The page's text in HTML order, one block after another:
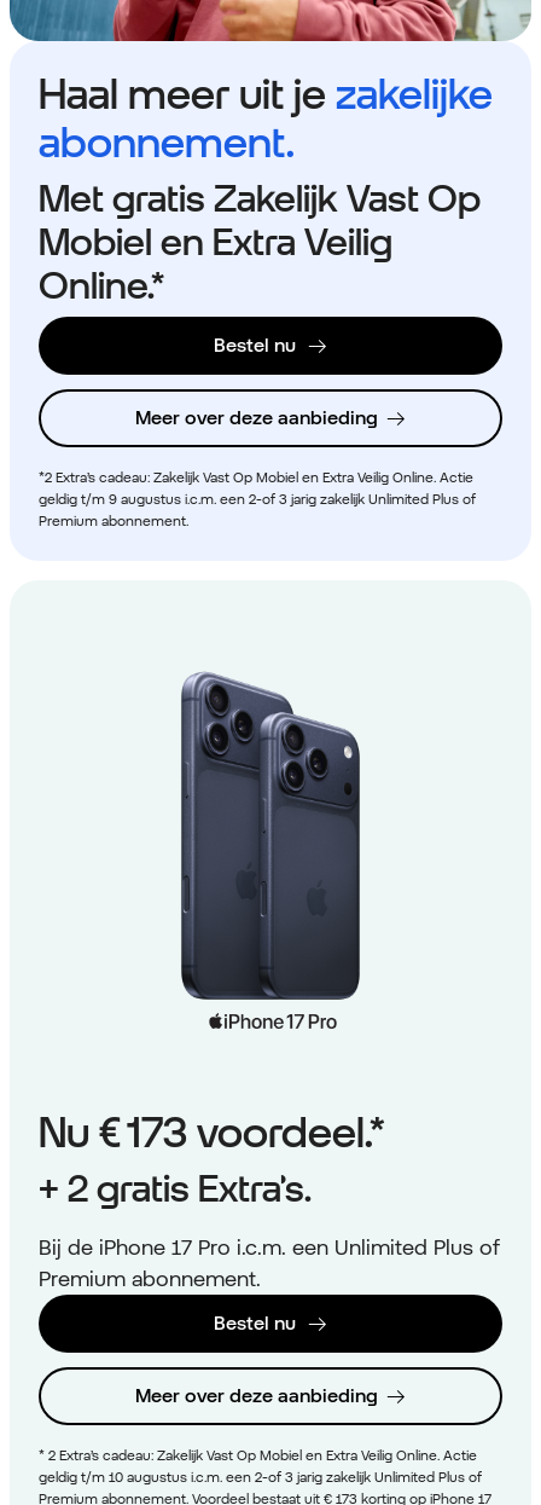
Haal meer uit je zakelijke
abonnement.
Met gratis Zakelijk Vast Op
Mobiel en Extra Veilig
Online.*
Bestel nu
Meer over deze aanbieding
*2 Extra’s cadeau: Zakelijk Vast Op Mobiel en Extra Veilig Online. Actie
geldig t/m 9 augustus i.c.m. een 2-of 3 jarig zakelijk Unlimited Plus of
Premium abonnement.
Nu € 173 voordeel.*
+ 2 gratis Extra’s.
Bij de iPhone 17 Pro i.c.m. een Unlimited Plus of
Premium abonnement.
Bestel nu
Meer over deze aanbieding
* 2 Extra’s cadeau: Zakelijk Vast Op Mobiel en Extra Veilig Online. Actie
geldig t/m 10 augustus i.c.m. een 2-of 3 jarig zakelijk Unlimited Plus of
Premium abonnement. Voordeel bestaat uit € 173 korting op iPhone 17